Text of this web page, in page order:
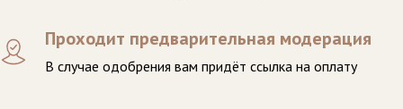
Проходит предварительная модерация
В случае одобрения вам придёт ссылка на оплату